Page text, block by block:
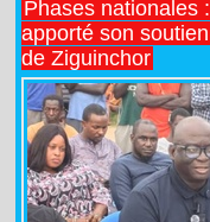
Phases nationales
apporté son
de Ziguinchor